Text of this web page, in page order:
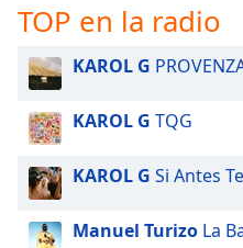
TOP en la radio
KAROL G
KAROL G TQG
KAROL G Si Antes
Manuel Turizo La